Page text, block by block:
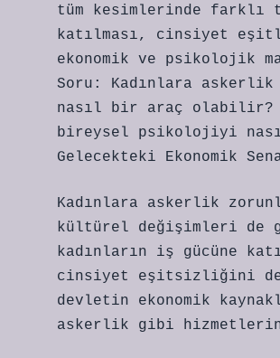
tüm kesimlerinde
katılması, cinsiyet
ekonomik ve psikolojik
Soru: Kadınlara
nasıl bir araç olabilir?
bireysel psikolojiyi
Gelecekteki Ekonomik
Kadınlara askerlik
kültürel değişimleri de
kadınların iş gücüne
cinsiyet eşitsizliğini de
devletin ekonomik
askerlik gibi hizmetlerin